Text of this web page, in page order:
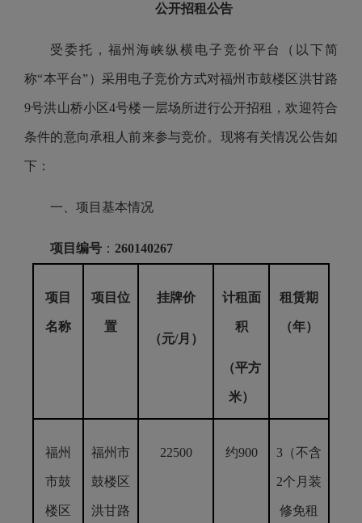
公开招租公告
受委托，福州海峡纵横电子竞价平台（以下简
称“本平台”）采用电子竞价方式对福州市鼓楼区洪甘路
9号洪山桥小区4号楼一层场所进行公开招租，欢迎符合
条件的意向承租人前来参与竞价。现将有关情况公告如
下：
一、项目基本情况
项目编号 ： 260140267
项目
名称
项目位
置
挂牌价
（元/月）
计租面
积
（平方
米）
租赁期
（年）
福州
市鼓
楼区
福州市
鼓楼区
洪甘路
22500 约900 3（不含
2个月装
修免租